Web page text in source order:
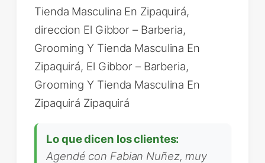
Tienda Masculina En Zipaquirá,
direccion El Gibbor – Barberia,
Grooming Y Tienda Masculina En
Zipaquirá, El Gibbor – Barberia,
Grooming Y Tienda Masculina En
Zipaquirá Zipaquirá
Lo que dicen los clientes:
Agendé con Fabian Nuñez, muy